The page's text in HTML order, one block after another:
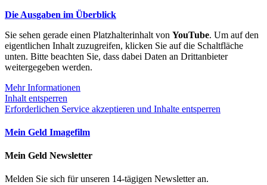
Die Ausgaben im Überblick
Sie sehen gerade einen Platzhalterinhalt von YouTube. Um auf den
eigentlichen Inhalt zuzugreifen, klicken Sie auf die Schaltfläche
unten. Bitte beachten Sie, dass dabei Daten an Drittanbieter
weitergegeben werden.
Mehr Informationen
Inhalt entsperren
Erforderlichen Service akzeptieren und Inhalte entsperren
Mein Geld Imagefilm
Mein Geld Newsletter
Melden Sie sich für unseren 14-tägigen Newsletter an.